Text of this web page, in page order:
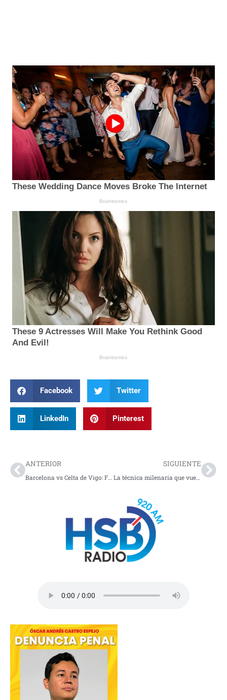
Facebook Twitter
LinkedIn Pinterest
ANTERIOR
Barcelona vs Celta de Vigo: Futbol español 2026
SIGUIENTE
La técnica milenaria que vuelve a ser tendencia en bienestar